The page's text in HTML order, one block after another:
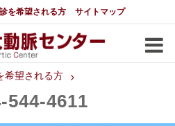
を希望される方 サイトマップ
希望される方
544 4611
大動脈センターについて
メディアでの紹介
都道府県別紹介病院